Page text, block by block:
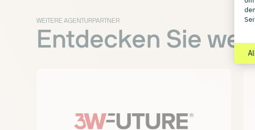
WEITERE AGENTURPARTNER
Entdecken Sie